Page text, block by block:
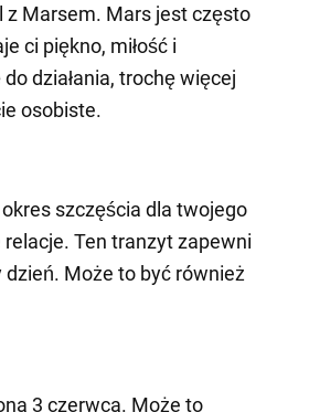
z Marsem. Mars jest często
ci piękno, miłość i
działania, trochę więcej
osobiste.
szczęścia dla twojego
Ten tranzyt zapewni
Może to być również
3 czerwca. Może to